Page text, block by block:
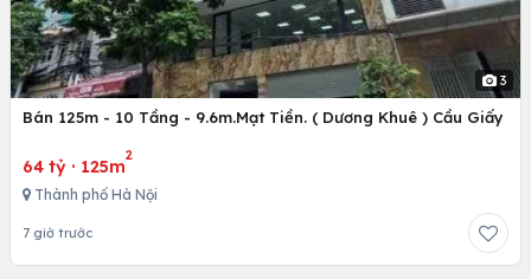
3
Bán 125m - 10 Tầng - 9.6m.Mạt Tiền. ( Dương Khuê ) Cầu Giấy
64 tỷ · 125m
2
Thành phố Hà Nội
7 giờ trước